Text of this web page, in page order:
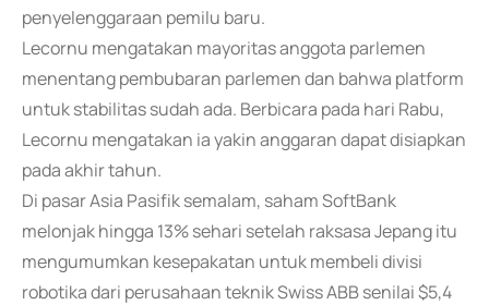
penyelenggaraan pemilu baru.
Lecornu mengatakan mayoritas anggota parlemen
menentang pembubaran parlemen dan bahwa platform
untuk stabilitas sudah ada. Berbicara pada hari Rabu,
Lecornu mengatakan ia yakin anggaran dapat disiapkan
pada akhir tahun.
Di pasar Asia Pasifik semalam, saham SoftBank
melonjak hingga 13% sehari setelah raksasa Jepang itu
mengumumkan kesepakatan untuk membeli divisi
robotika dari perusahaan teknik Swiss ABB senilai $5,4